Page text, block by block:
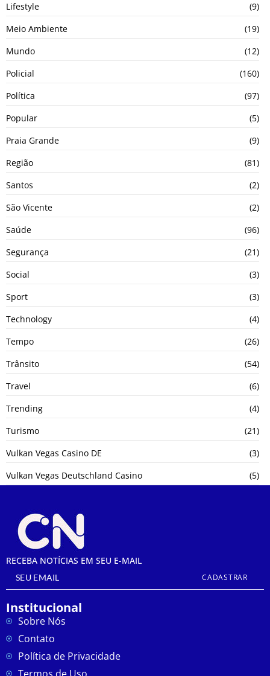
Lifestyle
(9)
Meio Ambiente
(19)
Mundo
(12)
Policial
(160)
Política
(97)
Popular
(5)
Praia Grande
(9)
Região
(81)
Santos
(2)
São Vicente
(2)
Saúde
(96)
Segurança
(21)
Social
(3)
Sport
(3)
Technology
(4)
Tempo
(26)
Trânsito
(54)
Travel
(6)
Trending
(4)
Turismo
(21)
Vulkan Vegas Casino DE
(3)
Vulkan Vegas Deutschland Casino
(5)
RECEBA NOTÍCIAS EM SEU E-MAIL
CADASTRAR
Institucional
Sobre Nós
Contato
Política de Privacidade
Termos de Uso